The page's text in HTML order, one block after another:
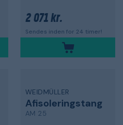
2 071 kr.
Sendes inden for 24 timer!
WEIDMÜLLER
Afisoleringstang
AM 25